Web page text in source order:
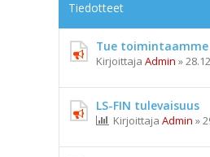
Tiedotteet
Tue
Kirjoittaja Admin »
LS-FIN tulevaisuus
Kirjoittaja Admin »